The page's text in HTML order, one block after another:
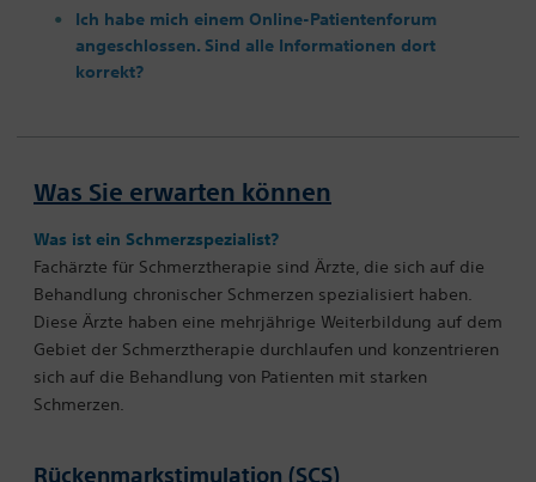
Ich habe mich einem Online-Patientenforum
angeschlossen. Sind alle Informationen dort
korrekt?
Was Sie erwarten können
Was ist ein Schmerzspezialist?
Fachärzte für Schmerztherapie sind Ärzte, die sich auf die
Behandlung chronischer Schmerzen spezialisiert haben.
Diese Ärzte haben eine mehrjährige Weiterbildung auf dem
Gebiet der Schmerztherapie durchlaufen und konzentrieren
sich auf die Behandlung von Patienten mit starken
Schmerzen.
Rückenmarkstimulation (SCS)